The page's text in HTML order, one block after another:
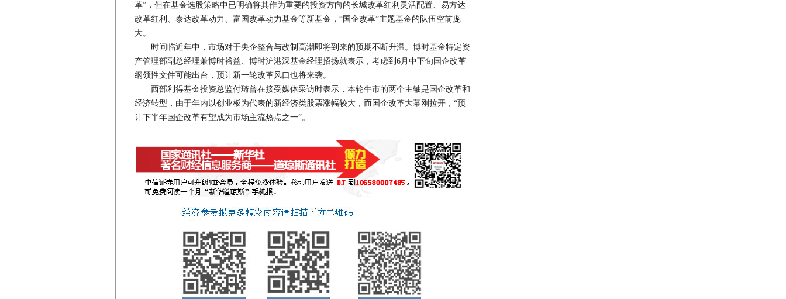
革”，但在基金选股策略中已明确将其作为重要的投资方向的长城改革红利灵活配置、易方达
改革红利、泰达改革动力、富国改革动力基金等新基金，“国企改革”主题基金的队伍空前庞
大。
时间临近年中，市场对于央企整合与改制高潮即将到来的预期不断升温。博时基金特定资
产管理部副总经理兼博时裕益、博时沪港深基金经理招扬就表示，考虑到6月中下旬国企改革
纲领性文件可能出台，预计新一轮改革风口也将来袭。
西部利得基金投资总监付琦曾在接受媒体采访时表示，本轮牛市的两个主轴是国企改革和
经济转型，由于年内以创业板为代表的新经济类股票涨幅较大，而国企改革大幕刚拉开，“预
计下半年国企改革有望成为市场主流热点之一”。